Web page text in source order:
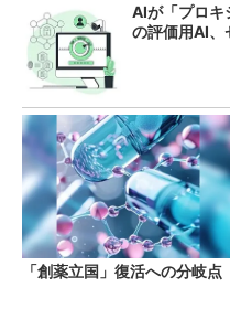
AIが「プロ
の評価用AI、
「創薬立国」復活への分岐点